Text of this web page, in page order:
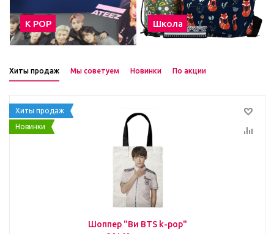
К POP Школа
Хиты продаж Мы советуем Новинки По акции
Хиты продаж
Новинки
Шоппер "Ви BTS k-pop"